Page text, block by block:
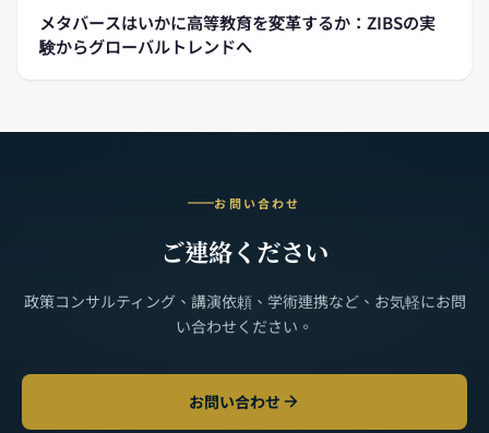
メタバースはいかに高等教育を変革するか：ZIBSの実
験からグローバルトレンドへ
お問い合わせ
ご連絡ください
政策コンサルティング、講演依頼、学術連携など、お気軽にお問
い合わせください。
お問い合わせ